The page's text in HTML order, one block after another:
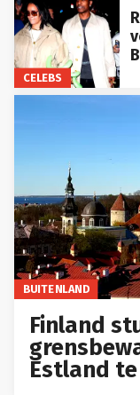
CELEBS
BUITENLAND
Finland
Estland